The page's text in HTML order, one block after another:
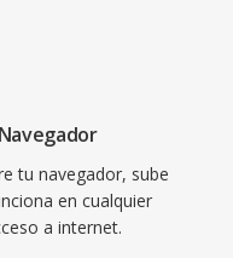
tu navegador, sube
en cualquier
a internet.